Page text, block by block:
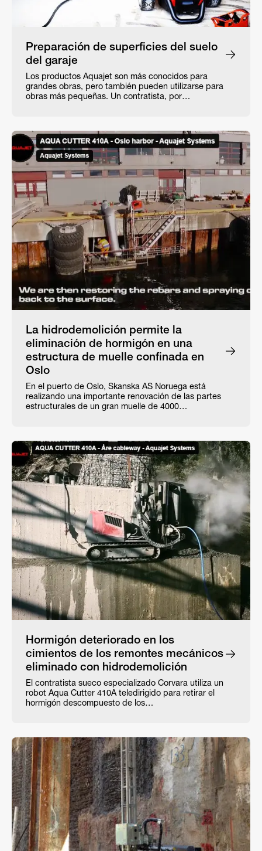
Preparación de superficies del suelo
del garaje
Los productos Aquajet son más conocidos para
grandes obras, pero también pueden utilizarse para
obras más pequeñas. Un contratista, por…
La hidrodemolición permite la
eliminación de hormigón en una
estructura de muelle confinada en
Oslo
En el puerto de Oslo, Skanska AS Noruega está
realizando una importante renovación de las partes
estructurales de un gran muelle de 4000…
Hormigón deteriorado en los
cimientos de los remontes mecánicos
eliminado con hidrodemolición
El contratista sueco especializado Corvara utiliza un
robot Aqua Cutter 410A teledirigido para retirar el
hormigón descompuesto de los…